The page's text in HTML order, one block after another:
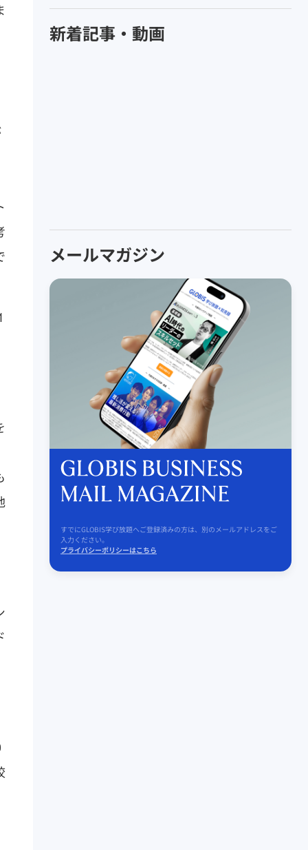
新着記事・動画
メールマガジン
すでにGLOBIS学び放題へご登録済みの方は、別のメールアドレスをご
入力ください。
プライバシーポリシーはこちら